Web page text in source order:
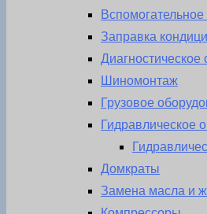
Заправка
Диагностическое
Шиномонтаж
Грузовое
Гидравлическое
Домкраты
Замена масла и